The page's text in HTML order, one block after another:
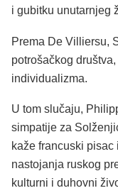
i gubitku unutarnjeg
Prema De Villiersu,
potrošačkog
individualizma.
U tom slučaju,
simpatije za
kaže francuski
nastojanja ruskog
kulturni i duhovni